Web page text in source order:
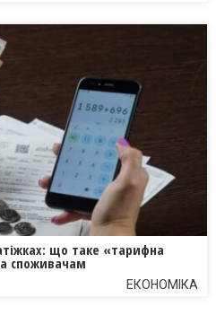
що таке «тарифна
споживачам
ЕКОНОМІКА